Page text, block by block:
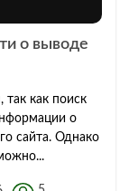
о выводе
так как поиск
о
сайта. Однако